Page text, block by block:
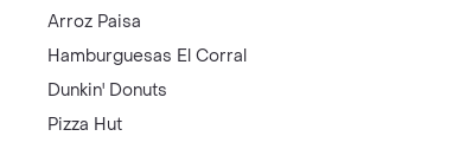
Arroz Paisa
Hamburguesas El Corral
Dunkin' Donuts
Pizza Hut